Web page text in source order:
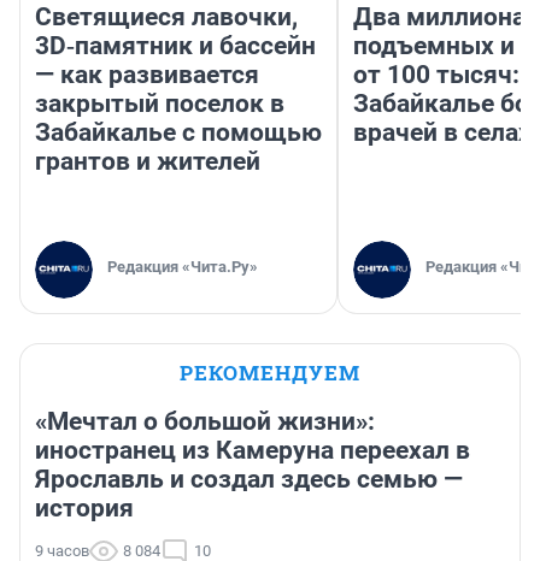
Светящиеся лавочки,
3D‑памятник и бассейн
— как развивается
закрытый поселок в
Забайкалье с помощью
грантов и жителей
Редакция «Чита.Ру»
Два миллиона
подъемных и
от 100 тысяч:
Забайкалье
врачей в селах
Редакция
РЕКОМЕНДУЕМ
«Мечтал о большой жизни»:
иностранец из Камеруна переехал в
Ярославль и создал здесь семью —
история
9 часов 8 084 10